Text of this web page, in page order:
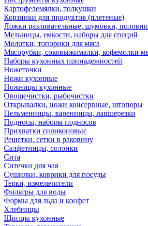
Картофелемялки, толкушки
Корзинки для продуктов (плетеные)
Ложки разливательные, шумовки,
Мельницы, емкости, наборы для специй
Молотки, топорики для мяса
Мясорубки, соковыжималки, кофемолки
Наборы кухонных принадежностей
Ножеточки
Ножи кухонные
Ножницы кухонные
Овощечистки, рыбочистки
Открывалки, ножи консервные, штопоры
Пельменницы, варенницы, лапшерезки
Подносы, наборы подносов
Прихватки силиконовые
Решетки, сетки в раковину
Салфетницы, солонки
Сита
Ситечки для чая
Сушилки, коврики для посуды
Терки, измельчители
Фильтры для воды
Формы для льда и конфет
Хлебницы
Щипцы кухонные